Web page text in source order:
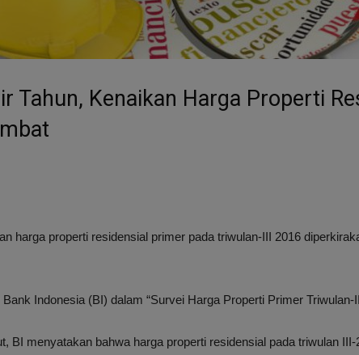
Tahun, Kenaikan Harga Properti
harga properti residensial primer pada triwulan-III 2016
Indonesia (BI) dalam “Survei Harga Properti Primer Triwulan-
BI menyatakan bahwa harga properti residensial pada triwulan